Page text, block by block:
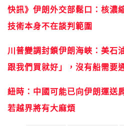
快訊》伊朗外交部鬆口：核濃
技術本身不在談判範圍
川普變調封鎖伊朗海峽：美石
跟我們買就好」，沒有船需要
紐時：中國可能已向伊朗運送
若越界將有大麻煩